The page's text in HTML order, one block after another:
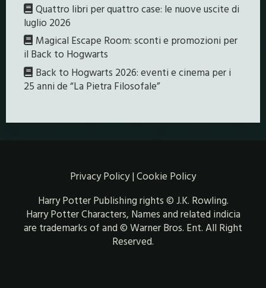
Quattro libri per quattro case: le nuove uscite di
luglio 2026
Magical Escape Room: sconti e promozioni per
il Back to Hogwarts
Back to Hogwarts 2026: eventi e cinema per i
25 anni de “La Pietra Filosofale”
Privacy Policy| Cookie Policy
Harry Potter Publishing rights © J.K. Rowling.
Harry Potter Characters, Names and related indicia
are trademarks of and © Warner Bros. Ent. All Right
Reserved.